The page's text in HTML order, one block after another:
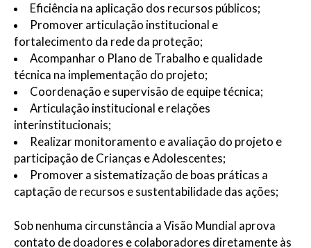
Eficiência na aplicação dos recursos públicos;
Promover articulação institucional e
fortalecimento da rede da proteção;
Acompanhar o Plano de Trabalho e qualidade
técnica na implementação do projeto;
Coordenação e supervisão de equipe técnica;
Articulação institucional e relações
interinstitucionais;
Realizar monitoramento e avaliação do projeto e
participação de Crianças e Adolescentes;
Promover a sistematização de boas práticas a
captação de recursos e sustentabilidade das ações;
Sob nenhuma circunstância a Visão Mundial aprova
contato de doadores e colaboradores diretamente às